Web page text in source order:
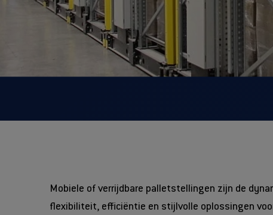
Mobiele of verrijdbare palletstellingen zijn de
flexibiliteit, efficiëntie en stijlvolle oplossingen